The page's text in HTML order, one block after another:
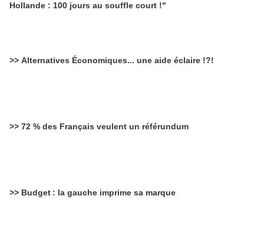
Hollande : 100 jours au souffle court !"
>> Alternatives Économiques... une aide éclaire !?!
>> 72 % des Français veulent un référundum
>> Budget : la gauche imprime sa marque